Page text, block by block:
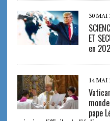
30 MAI
ET
en
14 MAI
pape